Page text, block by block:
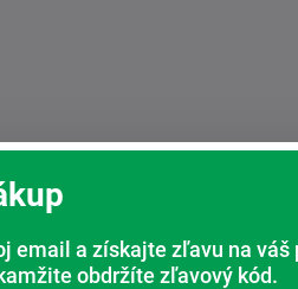
email a získajte zľavu na váš
obdržíte zľavový kód.